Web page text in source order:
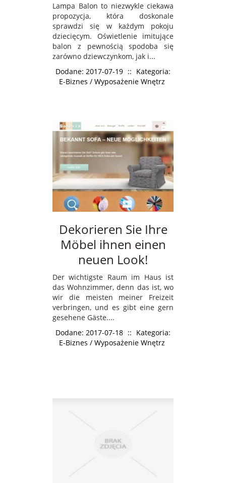
Lampa Balon to niezwykle ciekawa
propozycja, która doskonale
sprawdzi się w każdym pokoju
dziecięcym. Oświetlenie imitujące
balon z pewnością spodoba się
zarówno dziewczynkom, jak i...
Dodane: 2017-07-19 :: Kategoria:
E-Biznes / Wyposażenie Wnętrz
Dekorieren Sie Ihre
Möbel ihnen einen
neuen Look!
Der wichtigste Raum im Haus ist
das Wohnzimmer, denn das ist, wo
wir die meisten meiner Freizeit
verbringen, und es gibt eine gern
gesehene Gäste....
Dodane: 2017-07-18 :: Kategoria:
E-Biznes / Wyposażenie Wnętrz